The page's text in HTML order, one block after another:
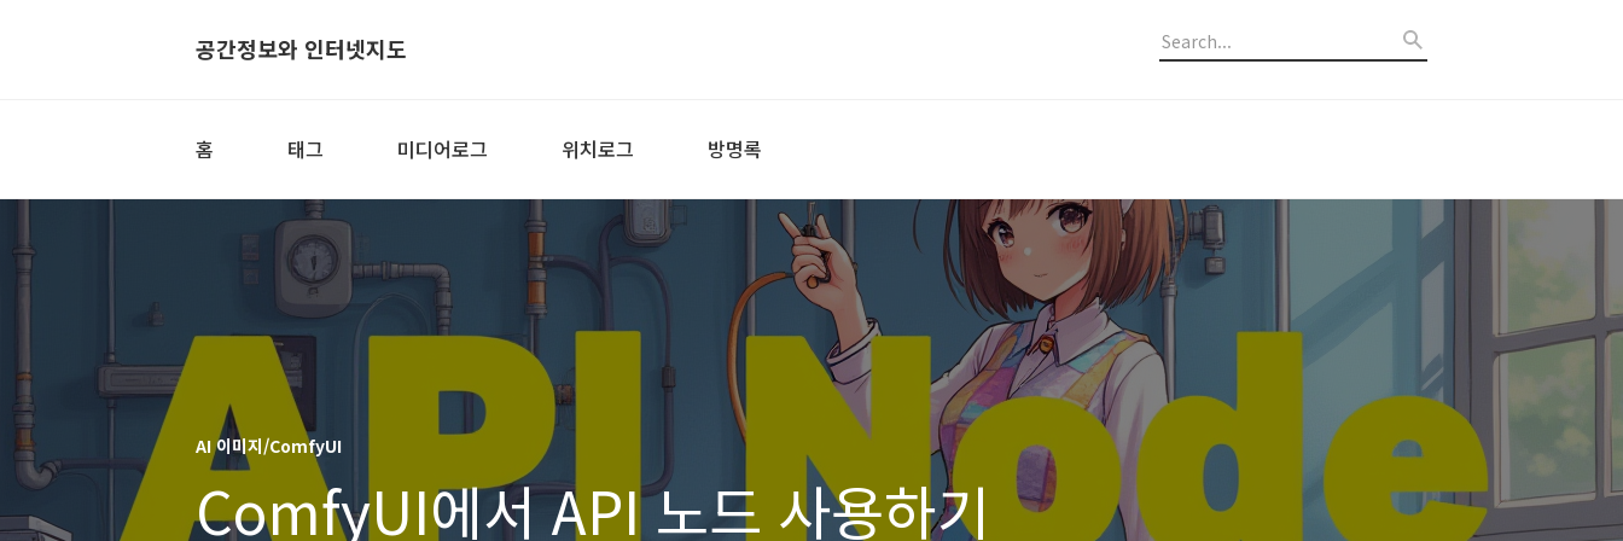
공간정보와 인터넷지도
홈 태그 미디어로그 위치로그 방명록
AI 이미지/ComfyUI
ComfyUI에서 API 노드 사용하기